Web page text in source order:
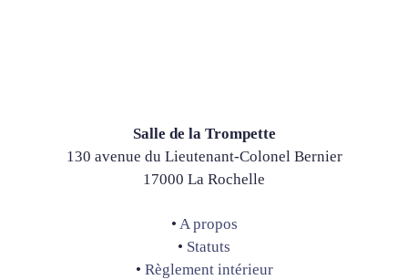
Salle de la Trompette
130 avenue du Lieutenant-Colonel Bernier
17000 La Rochelle
• A propos
• Statuts
• Règlement intérieur